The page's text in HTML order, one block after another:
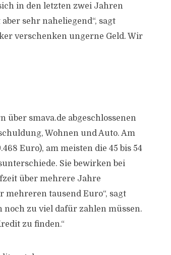
in den letzten zwei Jahren
sehr naheliegend“, sagt
verschenken ungerne Geld. Wir
über smava.de abgeschlossenen
Wohnen und Auto. Am
Euro), am meisten die 45 bis 54
Sie bewirken bei
über mehrere Jahre
tausend Euro“, sagt
noch zu viel dafür zahlen müssen.
zu finden.“